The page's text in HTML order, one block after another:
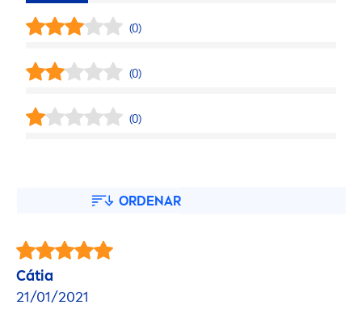
(0)
(0)
(0)
ORDENAR
Cátia
21/01/2021